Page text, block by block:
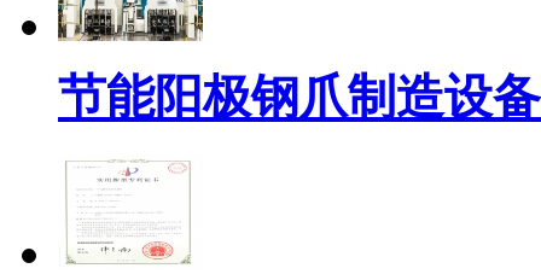
节能阳极钢爪制造设备